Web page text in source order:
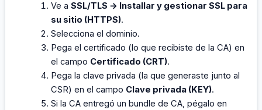
Ve aSSL/TLS → Installar y gestionar SSL para
su sitio (HTTPS).
Selecciona el dominio.
Pega el certificado (lo que recibiste de la CA) en
el campo Certificado (CRT).
Pega la clave privada (la que generaste junto al
CSR) en el campo Clave privada (KEY).
Si la CA entregó un bundle de CA, pégalo en